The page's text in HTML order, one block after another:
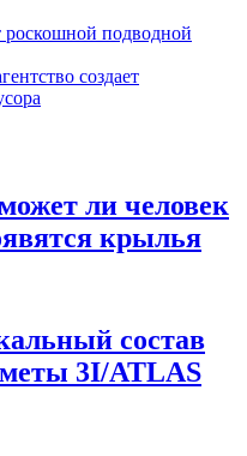
роскошной подводной
создает
ли человек
крылья
состав
3I/ATLAS